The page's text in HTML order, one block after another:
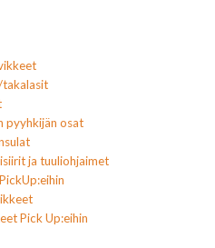
pyyhkijän osat
ja tuuliohjaimet
Pick Up:eihin